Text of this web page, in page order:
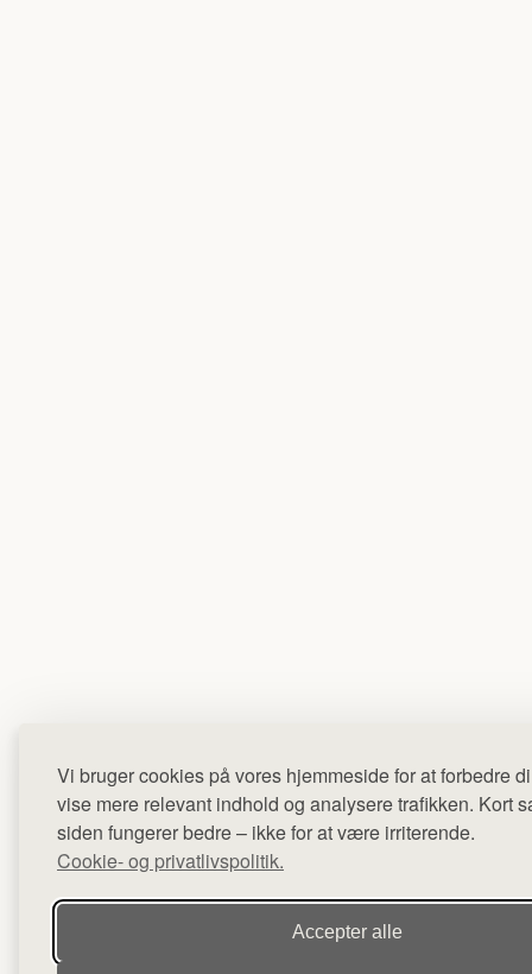
Vi bruger cookies på vores hjemmeside for at forbedre
vise mere relevant indhold og analysere trafikken. Kort
siden fungerer bedre – ikke for at være irriterende.
Cookie- og privatlivspolitik.
Accepter alle